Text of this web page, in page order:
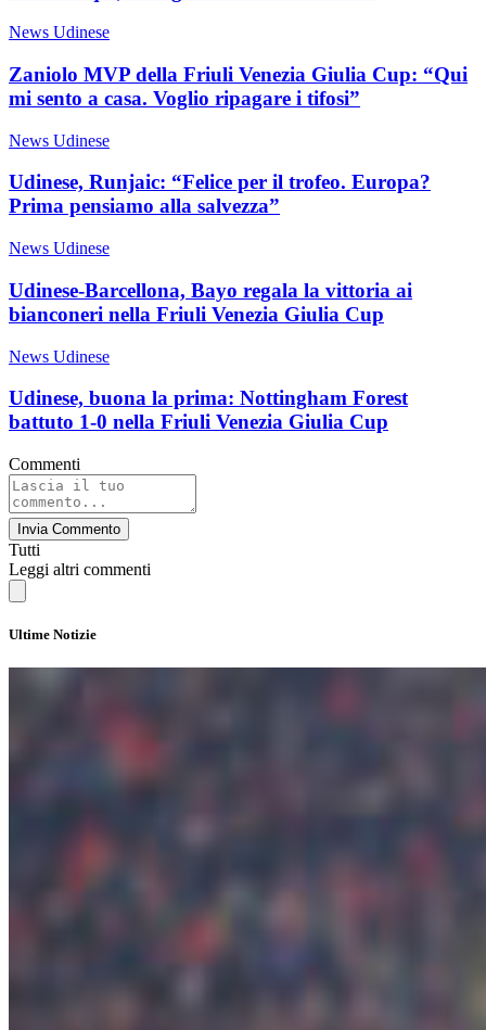
News Udinese
Zaniolo MVP della Friuli Venezia Giulia Cup: “Qui
mi sento a casa. Voglio ripagare i tifosi”
News Udinese
Udinese, Runjaic: “Felice per il trofeo. Europa?
Prima pensiamo alla salvezza”
News Udinese
Udinese-Barcellona, Bayo regala la vittoria ai
bianconeri nella Friuli Venezia Giulia Cup
News Udinese
Udinese, buona la prima: Nottingham Forest
battuto 1-0 nella Friuli Venezia Giulia Cup
Commenti
Invia Commento
Tutti
Leggi altri commenti
Ultime Notizie